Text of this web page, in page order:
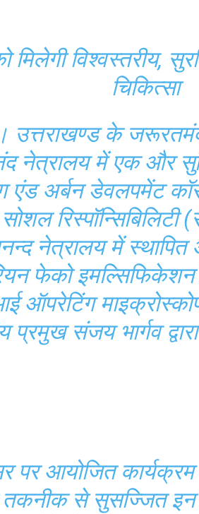
मिलेगी विश्वस्तरीय,
चिकित्सा
उत्तराखण्ड के
नेत्रालय में एक और
एंड अर्बन डेवलपमेंट
सोशल
नेत्रालय में
फेको इमल्सिफिकेशन
ऑपरेटिंग
प्रमुख संजय भार्गव
पर आयोजित
से सुसज्जित इन